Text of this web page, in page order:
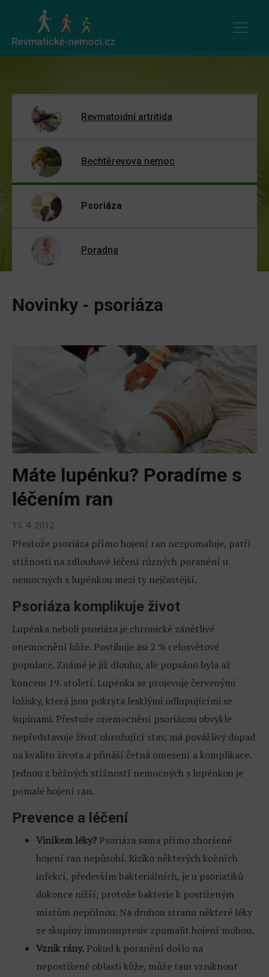
Revmatoidní artritida
Bechtěrevova nemoc
Psoriáza
Poradna
Novinky - psoriáza
Máte lupénku? Poradíme s
léčením ran
15. 4. 2012
Přestože psoriáza přímo hojení ran nezpomaluje, patří
stížnosti na zdlouhavé léčení různých poranění u
nemocných s lupénkou mezi ty nejčastější.
Psoriáza komplikuje život
Lupénka neboli psoriáza je chronické zánětlivé
onemocnění kůže. Postihuje asi 2 % celosvětové
populace. Známé je již dlouho, ale popsáno byla až
koncem 19. století. Lupénka se projevuje červenými
ložisky, která jsou pokryta lesklými odlupujícími se
šupinami. Přestože onemocnění psoriázou obvykle
nepředstavuje život ohrožující stav, má povážlivý dopad
na kvalitu života a přináší četná omezení a komplikace.
Jednou z běžných stížností nemocných s lupénkou je
pomalé hojení ran.
Prevence a léčení
Viníkem léky? Psoriáza sama přímo zhoršené
hojení ran nepůsobí. Riziko některých kožních
infekcí, především bakteriálních, je u psoriatiků
dokonce nižší, protože bakterie k postiženým
místům nepřilnou. Na druhou stranu některé léky
ze skupiny imunosupresiv zpomalit hojení mohou.
Vznik rány. Pokud k poranění došlo na
nepostižené oblasti kůže, může tam vzniknout